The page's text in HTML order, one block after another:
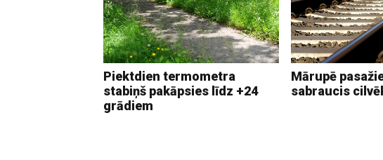
Piektdien termometra
stabiņš pakāpsies līdz +24
grādiem
Mārupē
sabraucis